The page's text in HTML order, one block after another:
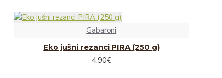
Omake in začimbe
Žitni izdelki in testenine
Gabaroni
Eko jušni rezanci PIRA (250 g)
4.90€